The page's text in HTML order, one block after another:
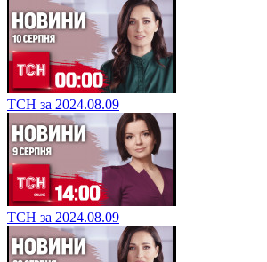
ТСН за 2024.08.09
ТСН за 2024.08.09